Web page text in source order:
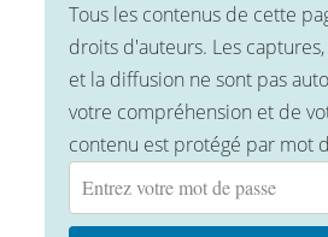
Tous les contenus de cette
droits d'auteurs. Les
et la diffusion ne sont pas
votre compréhension et de
contenu est protégé par mot